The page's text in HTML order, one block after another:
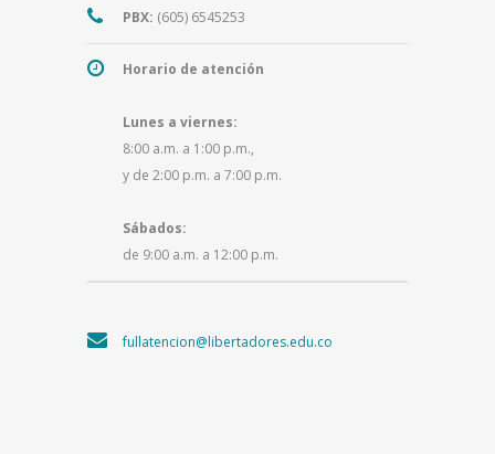
PBX: (605) 6545253
Horario de atención
Lunes a viernes:
8:00 a.m. a 1:00 p.m.,
y de 2:00 p.m. a 7:00 p.m.
Sábados:
de 9:00 a.m. a 12:00 p.m.
fullatencion@libertadores.edu.co